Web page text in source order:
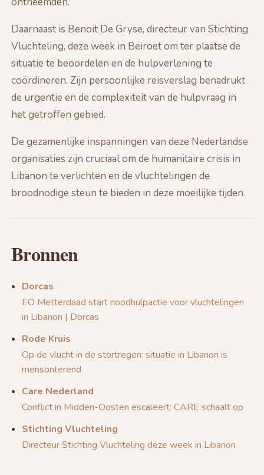
Daarnaast is Benoit De Gryse, directeur van Stichting
Vluchteling, deze week in Beiroet om ter plaatse de
situatie te beoordelen en de hulpverlening te
coördineren. Zijn persoonlijke reisverslag benadrukt
de urgentie en de complexiteit van de hulpvraag in
het getroffen gebied.
De gezamenlijke inspanningen van deze Nederlandse
organisaties zijn cruciaal om de humanitaire crisis in
Libanon te verlichten en de vluchtelingen de
broodnodige steun te bieden in deze moeilijke tijden.
Bronnen
Dorcas
EO Metterdaad start noodhulpactie voor vluchtelingen
in Libanon | Dorcas
Rode Kruis
Op de vlucht in de stortregen: situatie in Libanon is
mensonterend
Care Nederland
Conflict in Midden-Oosten escaleert: CARE schaalt op
Stichting Vluchteling
Directeur Stichting Vluchteling deze week in Libanon